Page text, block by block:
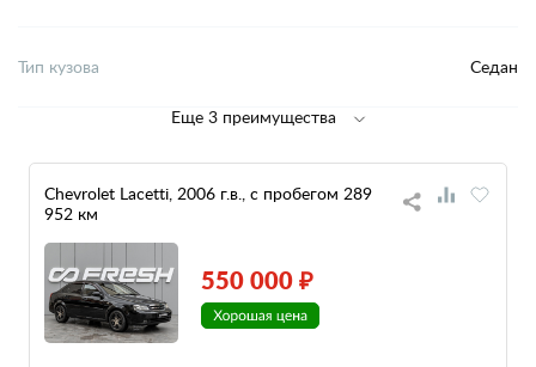
Тип кузова Седан
Еще 3 преимущества
Chevrolet Lacetti, 2006 г.в., с пробегом 289
952 км
550 000 ₽